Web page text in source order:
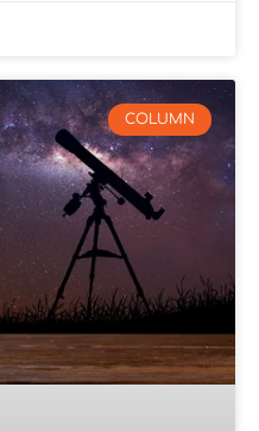
COLUMN